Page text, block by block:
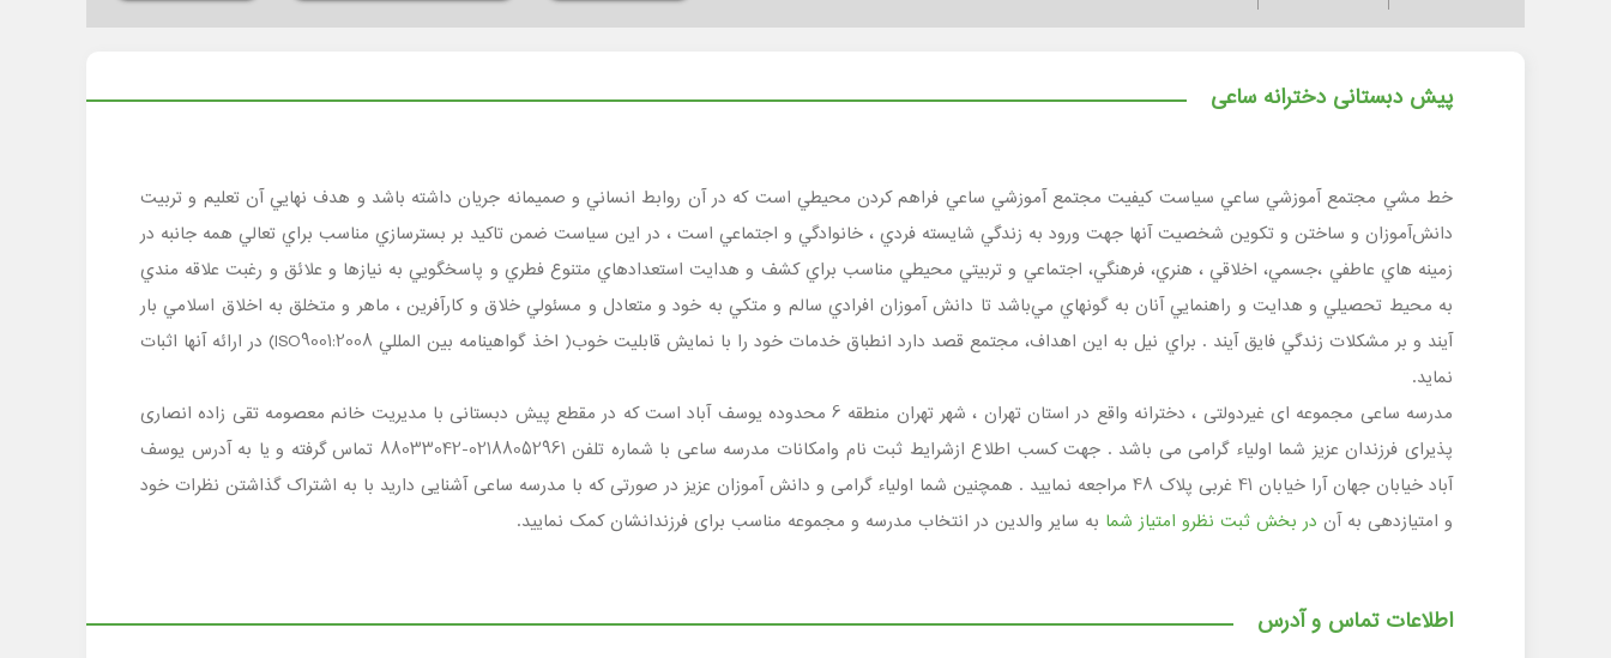
پیش دبستانی دخترانه ساعی
خط مشي مجتمع آموزشي ساعي سياست كيفيت مجتمع آموزشي ساعي فراهم كردن محيطي است كه در آن روابط انساني و صميمانه جريان داشته باشد و هدف نهايي آن تعليم و تربيت
دانش‌آموزان و ساختن و تكوين شخصيت آنها جهت ورود به زندگي شايسته فردي ، خانوادگي و اجتماعي است ، در اين سياست ضمن تاكيد بر بسترسازي مناسب براي تعالي همه جانبه در
زمينه هاي عاطفي ،جسمي، اخلاقي ، هنري، فرهنگي، اجتماعي و تربيتي محيطي مناسب براي كشف و هدايت استعدادهاي متنوع فطري و پاسخگويي به نيازها و علائق و رغبت علاقه مندي
به محيط تحصيلي و هدايت و راهنمايي آنان به گونه‎اي مي‌باشد تا دانش آموزان افرادي سالم و متكي به خود و متعادل و مسئولي خلاق و كارآفرين ، ماهر و متخلق به اخلاق اسلامي بار
آيند و بر مشكلات زندگي فايق آيند . براي نيل به اين اهداف، مجتمع قصد دارد انطباق خدمات خود را با نمايش قابليت خوب( اخذ گواهينامه بين المللي ISO9001:2008) در ارائه آنها اثبات
نمايد.
مدرسه ساعی مجموعه ای غیردولتی ، دخترانه واقع در استان تهران ، شهر تهران منطقه 6 محدوده یوسف آباد است که در مقطع پیش دبستانی با مدیریت خانم معصومه تقی زاده انصاری
پذیرای فرزندان عزیز شما اولیاء گرامی می باشد . جهت کسب اطلاع ازشرایط ثبت نام وامکانات مدرسه ساعی با شماره تلفن 02188052961-88033042 تماس گرفته و یا به آدرس یوسف
آباد خیابان جهان آرا خیابان 41 غربی پلاک 48 مراجعه نمایید . همچنین شما اولیاء گرامی و دانش آموزان عزیز در صورتی که با مدرسه ساعی آشنایی دارید با به اشتراک گذاشتن نظرات خود
و امتیازدهی به آن در بخش ثبت نظرو امتیاز شما به سایر والدین در انتخاب مدرسه و مجموعه مناسب برای فرزندانشان کمک نمایید.
اطلاعات تماس و آدرس